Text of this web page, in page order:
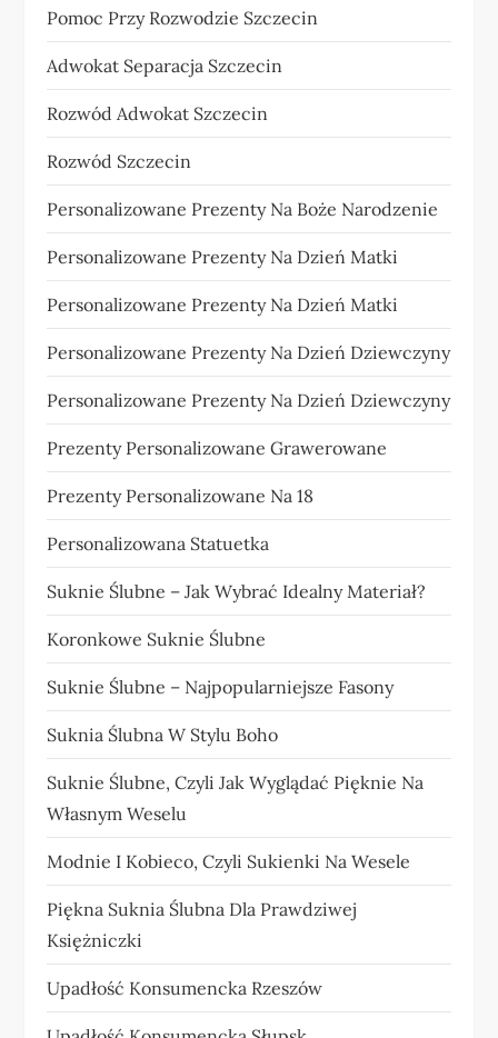
Pomoc Przy Rozwodzie Szczecin
Adwokat Separacja Szczecin
Rozwód Adwokat Szczecin
Rozwód Szczecin
Personalizowane Prezenty Na Boże Narodzenie
Personalizowane Prezenty Na Dzień Matki
Personalizowane Prezenty Na Dzień Matki
Personalizowane Prezenty Na Dzień Dziewczyny
Personalizowane Prezenty Na Dzień Dziewczyny
Prezenty Personalizowane Grawerowane
Prezenty Personalizowane Na 18
Personalizowana Statuetka
Suknie Ślubne – Jak Wybrać Idealny Materiał?
Koronkowe Suknie Ślubne
Suknie Ślubne – Najpopularniejsze Fasony
Suknia Ślubna W Stylu Boho
Suknie Ślubne, Czyli Jak Wyglądać Pięknie Na
Własnym Weselu
Modnie I Kobieco, Czyli Sukienki Na Wesele
Piękna Suknia Ślubna Dla Prawdziwej
Księżniczki
Upadłość Konsumencka Rzeszów